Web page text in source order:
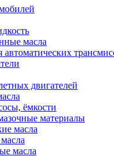
масла
автоматических
двигателей
ёмкости
материалы
масла
масла